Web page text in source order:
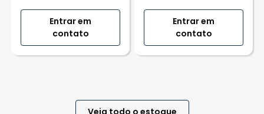
Entrar em
contato
Entrar em
contato